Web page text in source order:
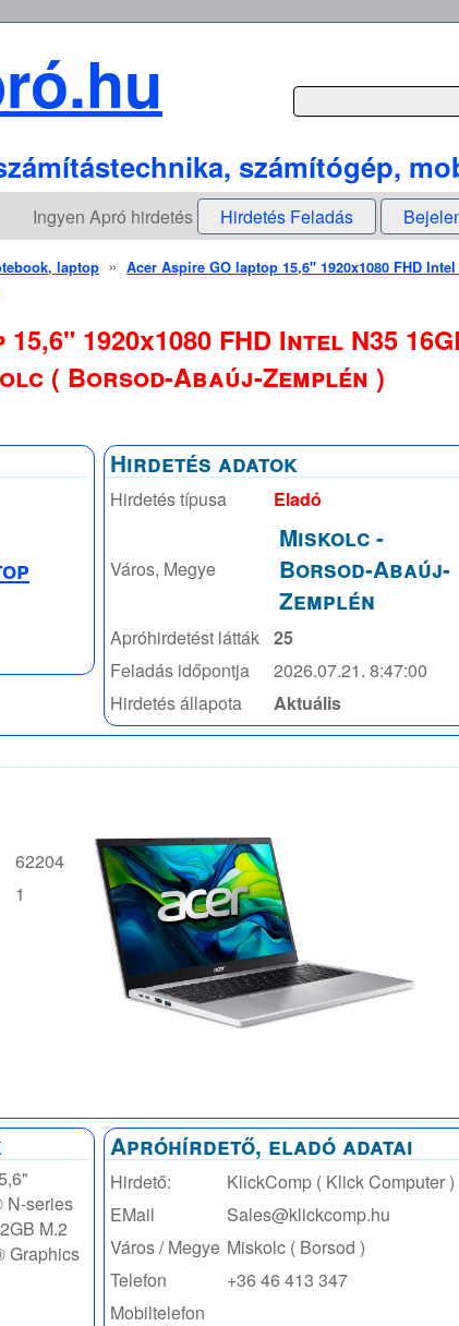
számítógép,
Ingyen Apró hirdetés Hirdetés Feladás
laptop » Acer Aspire GO laptop 15,6" 1920x1080 FHD
1920x1080 FHD Intel N35
( Borsod-Abaúj-Zemplén )
Hirdetés adatok
Hirdetés típusa Eladó
Város, Megye
Miskolc -
Borsod-Abaúj-
Zemplén
Apróhirdetést látták 25
Feladás időpontja
2026.07.21. 8:47:00
Hirdetés állapota
Aktuális
62204
1
N-series
M.2
Graphics
Apróhírdető, eladó adatai
Hirdető:
KlickComp ( Klick Computer )
EMail
Sales@klickcomp.hu
Város / Megye Miskolc ( Borsod )
Telefon
+36 46 413 347
Mobiltelefon